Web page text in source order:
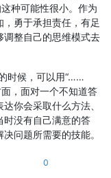
种可能性很小。作为
勇于承担责任，有足
调整自己的思维模式去
时候，可以用“……
，面对一个不知道答
你会采取什么方法、
时没有自己满意的答
问题所需要的技能。
0